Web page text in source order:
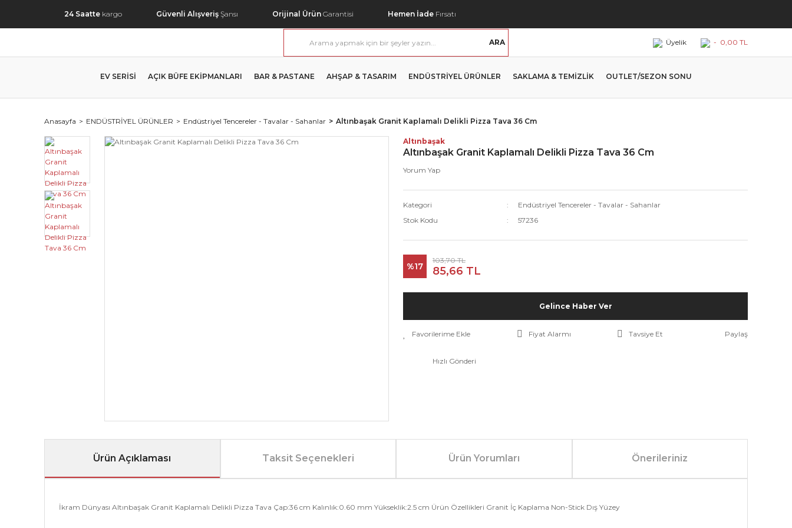
24 Saatte kargo Güvenli Alışveriş Şansı Orijinal Ürün Garantisi Hemen İade Fırsatı
ARA Üyelik - 0,00 TL
EV SERİSİ AÇIK BÜFE EKİPMANLARI BAR & PASTANE AHŞAP & TASARIM ENDÜSTRİYEL ÜRÜNLER SAKLAMA & TEMİZLİK OUTLET/SEZON SONU
Anasayfa ENDÜSTRİYEL ÜRÜNLER Endüstriyel Tencereler - Tavalar - Sahanlar Altınbaşak Granit Kaplamalı Delikli Pizza Tava 36 Cm
Altınbaşak
Altınbaşak Granit Kaplamalı Delikli Pizza Tava 36 Cm
Yorum Yap
Kategori
Endüstriyel Tencereler - Tavalar - Sahanlar
Stok Kodu
57236
%17
103,70 TL
85,66 TL
Gelince Haber Ver
Fiyat Alarmı Tavsiye Et Paylaş
Hızlı Gönderi
Ürün Açıklaması Taksit Seçenekleri Ürün Yorumları Önerileriniz
İkram Dünyası Altınbaşak Granit Kaplamalı Delikli Pizza Tava Çap:36 cm Kalınlık:0.60 mm Yükseklik:2.5 cm Ürün Özellikleri Granit İç Kaplama Non-Stick Dış Yüzey